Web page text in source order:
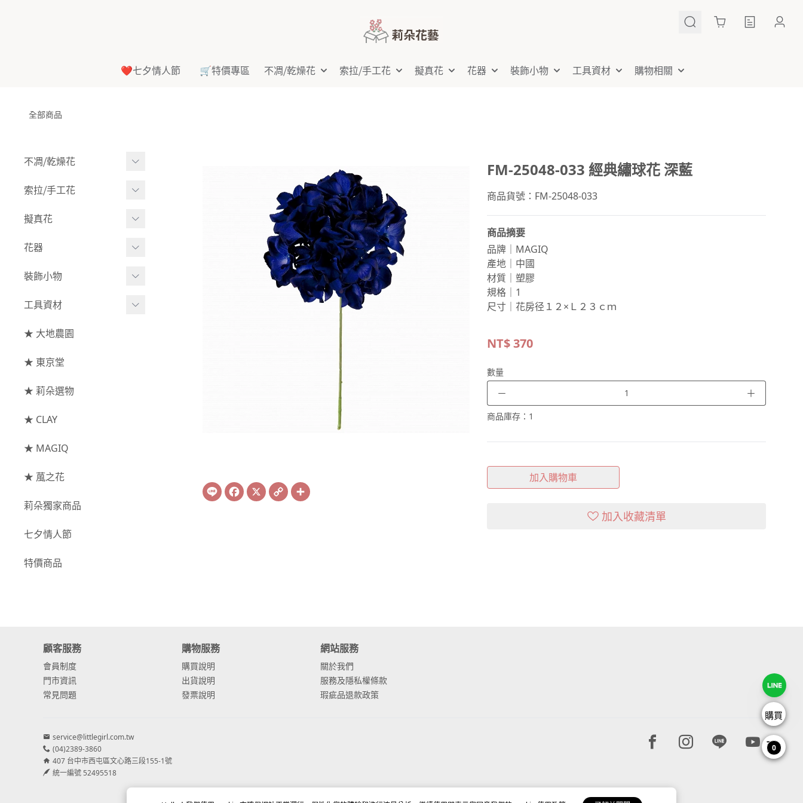
Cart
❤️七夕情人節 🛒特價專區 不凋⧸乾燥花 索拉⧸手工花 擬真花 花器 裝飾小物 工具資材 購物相關
全部商品
不凋⧸乾燥花
多色組合
- 其他
玫瑰
大玫瑰
- 迷你玫瑰
- 庭園玫瑰
- 其他玫瑰
主花
菊花
-
蘭花⧸大理花
康乃馨
- 安娜貝爾繡球花
- 日本繡球花
- 重瓣繡球花
配花
- 滿天星⧸木滿天星
索拉⧸手工花
索拉花(有花莖)
- 莉朵獨家水染
- 大地農園
索拉花(僅花頭)
原色
擬真花
盆栽⧸成品
綜合花束
葉材⧸藤蔓
枝條
果實
花器
小型花器
中大型花器
捧花架⧸吊架
藤圈⧸注連繩
提籃
裝飾小物
裝飾⧸擺飾
花插
工具資材
工具⧸型錄
資材
★ 大地農園
★ 東京堂
★ 莉朵選物
★ CLAY
★ MAGIQ
★ 葻之花
莉朵獨家商品
七夕情人節
特價商品
Line Facebook
X Copy
Link
FM-25048-033 經典繡球花 深藍
商品貨號：FM-25048-033
商品摘要
品牌｜MAGIQ
產地｜中國
材質｜塑膠
規格｜1
尺寸｜花房径１２×Ｌ２３ｃｍ
NT$370
數量
－ ＋
商品庫存： 1
加入購物車
加入收藏清單
顧客服務
會員制度
門市資訊
常見問題
購物服務
購買說明
出貨說明
發票說明
網站服務
關於我們
服務及隱私權條款
瑕疵品退款政策
service@littlegirl.com.tw
(04)2389-3860
407 台中市西屯區文心路三段155-1號
統一編號 52495518
Facebook page
Instagram page
Line pageYoutube
購買
0